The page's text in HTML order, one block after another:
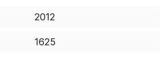
2012
1625